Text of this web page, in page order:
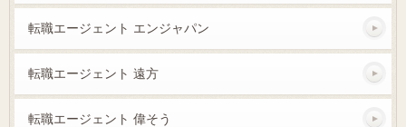
転職エージェント エンジャパン
転職エージェント 遠方
転職エージェント 偉そう